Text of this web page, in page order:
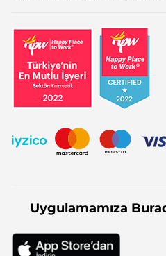
Uygulamamıza